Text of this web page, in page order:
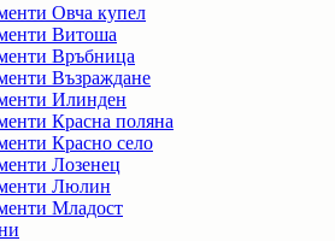
Овча купел
Витоша
Връбница
Възраждане
Илинден
Красна поляна
Красно село
Лозенец
Люлин
Младост